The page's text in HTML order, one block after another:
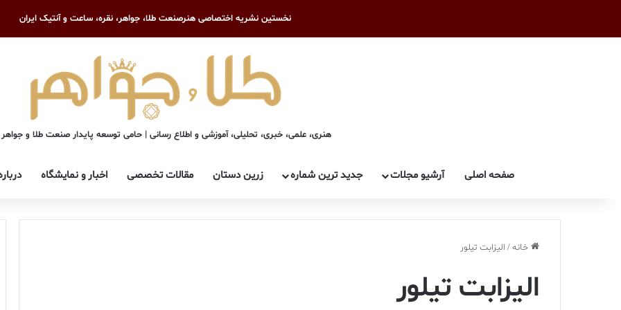
نخستین نشریه اختصاصی هنرصنعت طلا، جواهر، نقره، ساعت و آنتیک ایران
هنری، علمی، خبری، تحلیلی، آموزشی و اطلاع رسانی | حامی توسعه پایدار صنعت طلا و
صفحه اصلی آرشیو مجلات جدید ترین شماره زرین دستان مقالات تخصصی اخبار و نمایشگاه
خانه/ اليزابت تيلور
اليزابت تيلور